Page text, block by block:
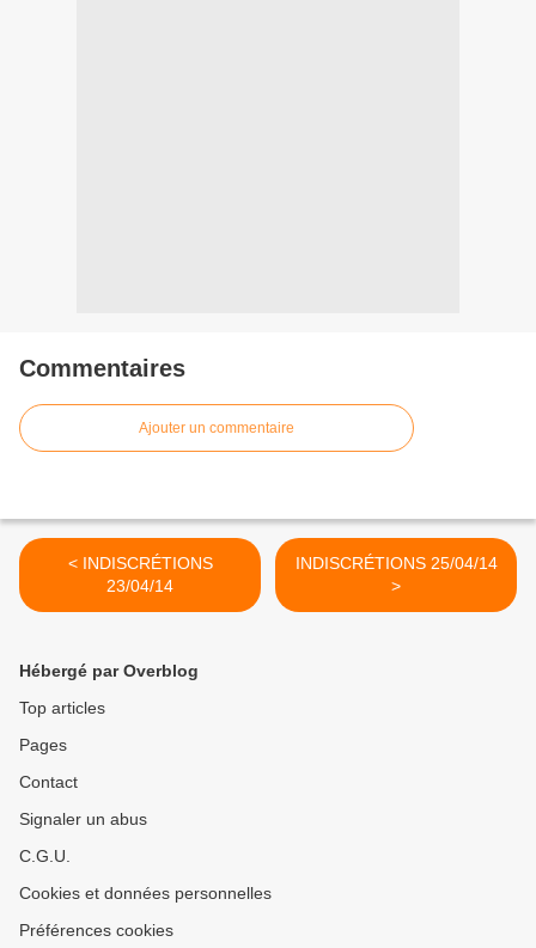
Commentaires
Ajouter un commentaire
< INDISCRÉTIONS
23/04/14
INDISCRÉTIONS 25/04/14
>
Hébergé par Overblog
Top articles
Pages
Contact
Signaler un abus
C.G.U.
Cookies et données personnelles
Préférences cookies